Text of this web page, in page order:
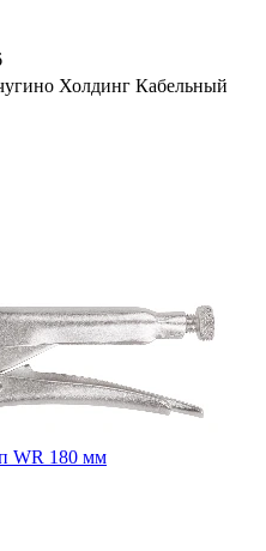
Холдинг Кабельный
WR 180 мм